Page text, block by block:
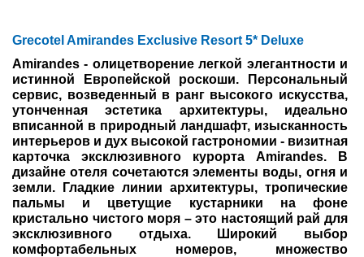
Страны и направления
Поиск тура
Туры по России
Автобусные туры
Круизы
Туры на пароме
Grecotel Amirandes Exclusive Resort 5* Deluxe
Amirandes - олицетворение легкой элегантности и
истинной Европейской роскоши. Персональный
сервис, возведенный в ранг высокого искусства,
утонченная эстетика архитектуры, идеально
вписанной в природный ландшафт, изысканность
интерьеров и дух высокой гастрономии - визитная
карточка эксклюзивного курорта Amirandes. В
дизайне отеля сочетаются элементы воды, огня и
земли. Гладкие линии архитектуры, тропические
пальмы и цветущие кустарники на фоне
кристально чистого моря – это настоящий рай для
эксклюзивного отдыха. Широкий выбор
комфортабельных номеров, множество